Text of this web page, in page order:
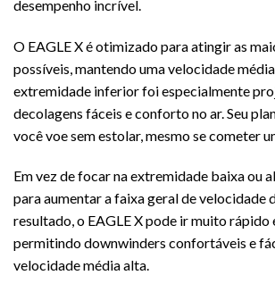
desempenho incrível.
O EAGLE X é otimizado para atingir as
possíveis, mantendo uma velocidade
extremidade inferior foi especialmente
decolagens fáceis e conforto no ar. Seu
você voe sem estolar, mesmo se cometer
Em vez de focar na extremidade baixa ou
para aumentar a faixa geral de velocidade
resultado, o EAGLE X pode ir muito rápido
permitindo downwinders confortáveis ​​e
velocidade média alta.